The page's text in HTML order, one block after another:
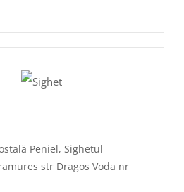
Peniel, Sighetul
str Dragos Voda nr